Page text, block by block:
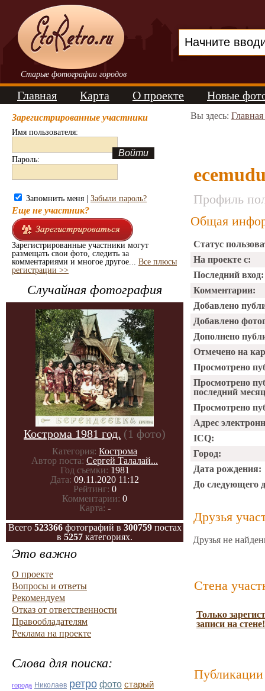
Старые фотографии городов
Главная Карта О проекте Новые
Зарегистрированные участники
Имя пользователя:
Пароль:
Запомнить меня | Забыли пароль?
Еще не участник?
Зарегистрированные участники могут
размещать свои фото, следить за
комментариями и многое другое... Все плюсы
регистрации >>
Случайная фотография
Кострома 1981 год. (1 фото)
Категория: Кострома
Автор поста: Сергей Талалай...
Год съемки: 1981
Дата: 09.11.2020 11:12
Рейтинг: 0
Комментарии: 0
Карта: -
Всего 523366фотографий в 300759постах
в 5257 категориях.
Это важно
О проекте
Вопросы и ответы
Рекомендуем
Отказ от ответственности
Правообладателям
Реклама на проекте
Слова для поиска:
города Николаев ретро фото старый
Вы здесь:
Профиль
Общая
Статус
На проекте с:
Последний вход:
Комментарии:
Добавлено
Добавлено
Дополнено
Отмечено на
Просмотрено
Просмотрено
последний
Просмотрено
Адрес
ICQ:
Город:
Дата рождения:
До следующего
Друзья
Друзья не
Стена
Только
записи на стене!
Публикации